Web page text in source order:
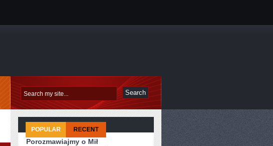
POPULAR RECENT
Porozmawiajmy o Mił